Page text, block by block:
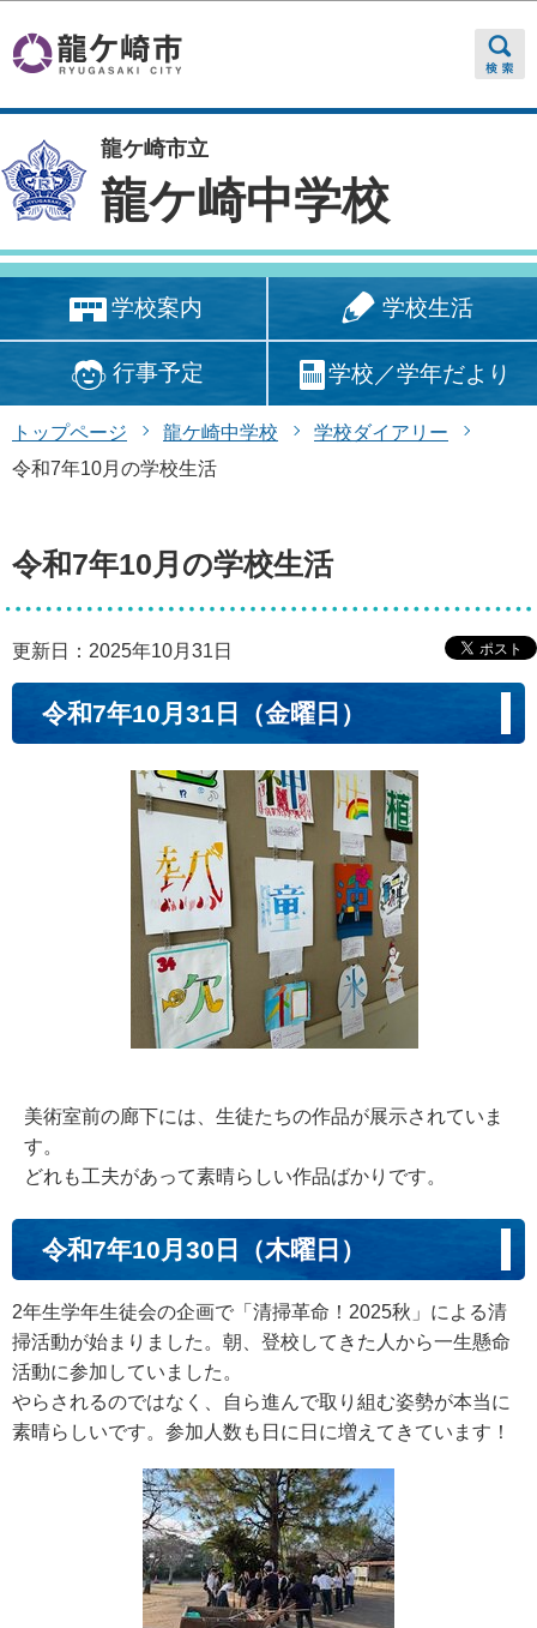
龍ケ崎市立
龍ケ崎中学校
学校案内 学校生活
行事予定 学校／学年だより
トップページ 龍ケ崎中学校
学校ダイアリー
令和7年10月の学校生活
令和7年10月の学校生活
更新日：2025年10月31日
令和7年10月31日（金曜日）
美術室前の廊下には、生徒たちの作品が展示されていま
す。
どれも工夫があって素晴らしい作品ばかりです。
令和7年10月30日（木曜日）
2年生学年生徒会の企画で「清掃革命！2025秋」による清
掃活動が始まりました。朝、登校してきた人から一生懸命
活動に参加していました。
やらされるのではなく、自ら進んで取り組む姿勢が本当に
素晴らしいです。参加人数も日に日に増えてきています！